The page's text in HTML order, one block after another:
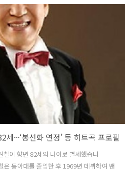
, 배금성, 한혜진, 권성희, 고재숙, 남일해,
연진 및 곡 / 원곡자 리스트 / 원곡 미리듣
진성 배아현 김유라 성민지 배금성 한혜진
01) 권성희 - 나성에 가면 (원곡자 : 세샘트
···‘봉선화 연정’ 등 히트곡 프로필
철이 향년 82세의 나이로 별세했습니
은 동아대를 졸업한 후 1969년 데뷔하여 밴